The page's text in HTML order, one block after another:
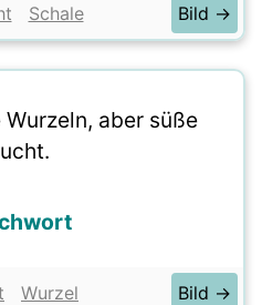
Schale Bild →
aber süße
Wurzel Bild →